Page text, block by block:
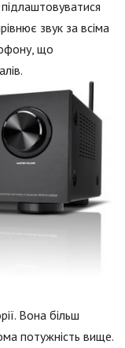
звук за всіма
що
Вона більш
потужність вище.